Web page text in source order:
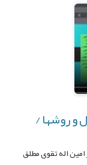
و روشها /
اله تقوی مطلق